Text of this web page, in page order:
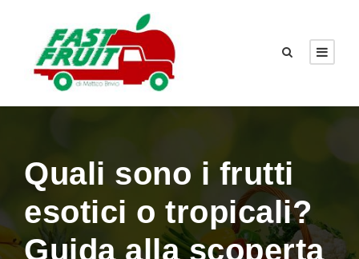
Quali sono i frutti
esotici o tropicali?
Guida alla scoperta